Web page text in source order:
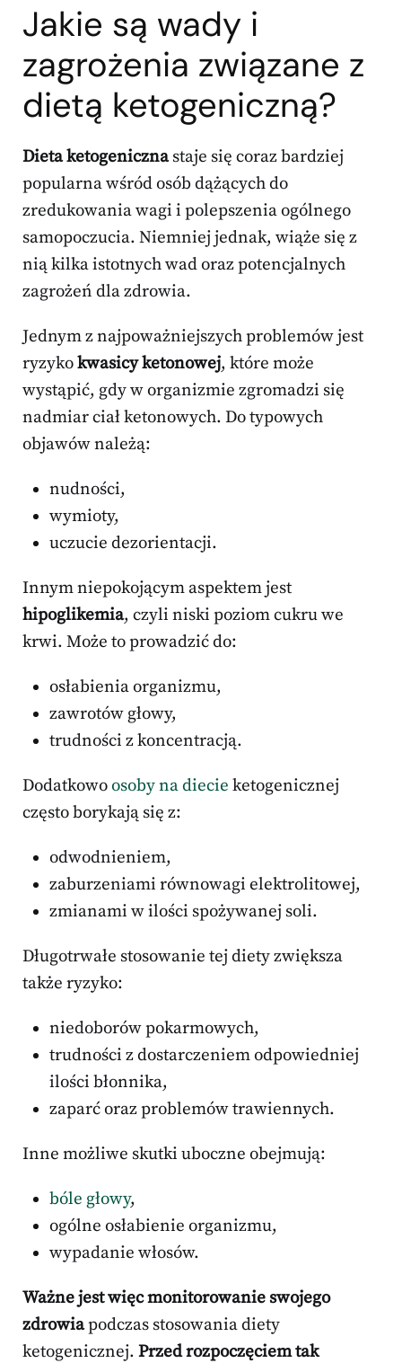
Jakie są wady i
zagrożenia związane z
dietą ketogeniczną?
Dieta ketogenicznastaje się coraz bardziej
popularna wśród osób dążących do
zredukowania wagi i polepszenia ogólnego
samopoczucia. Niemniej jednak, wiąże się z
nią kilka istotnych wad oraz potencjalnych
zagrożeń dla zdrowia.
Jednym z najpoważniejszych problemów jest
ryzykokwasicy ketonowej, które może
wystąpić, gdy w organizmie zgromadzi się
nadmiar ciał ketonowych. Do typowych
objawów należą:
nudności,
wymioty,
uczucie dezorientacji.
Innym niepokojącym aspektem jest
hipoglikemia, czyli niski poziom cukru we
krwi. Może to prowadzić do:
osłabienia organizmu,
zawrotów głowy,
trudności z koncentracją.
Dodatkowoosoby na diecie ketogenicznej
często borykają się z:
odwodnieniem,
zaburzeniami równowagi elektrolitowej,
zmianami w ilości spożywanej soli.
Długotrwałe stosowanie tej diety zwiększa
także ryzyko:
niedoborów pokarmowych,
trudności z dostarczeniem odpowiedniej
ilości błonnika,
zaparć oraz problemów trawiennych.
Inne możliwe skutki uboczne obejmują:
bóle głowy,
ogólne osłabienie organizmu,
wypadanie włosów.
Ważne jest więc monitorowanie swojego
zdrowiapodczas stosowania diety
ketogenicznej. Przed rozpoczęciem tak